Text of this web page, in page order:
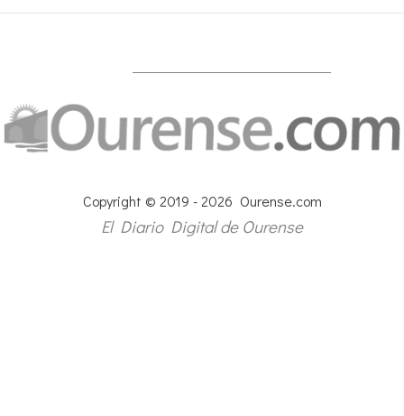
Copyright © 2019 - 2026 Ourense.com
El Diario Digital de Ourense